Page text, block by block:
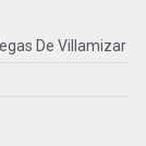
De Villamizar